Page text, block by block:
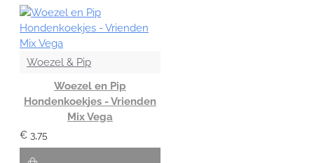
Woezel & Pip
Woezel en Pip
Hondenkoekjes - Vrienden
Mix Vega
€ 3,75